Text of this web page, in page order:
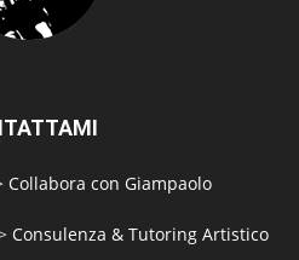
Collabora con Giampaolo
Consulenza & Tutoring Artistico